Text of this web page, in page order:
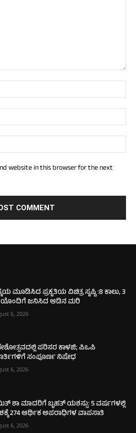
website in this browser for the next
ಮೂಡಿಸಿದ ಪ್ರಕೃತಿಯ ವಿಚಿತ್ರ ಸೃಷ್ಟಿ :8 ಕಾಲು, 3
ಜನಿಸಿದ ಆಡಿನ ಮರಿ
6, 2026
ಪರಿಸರ ಕಾಳಜಿ; ಪಿಒಪಿ
ಸಂಪೂರ್ಣ ನಿಷೇಧ
6, 2026
ಶಾ ಮಾದರಿಗೆ ಬೃಹತ್ ಯಶಸ್ಸು: 5 ವರ್ಷಗಳಲ್ಲಿ
274 ಆರ್ಥಿಕ ಅಪರಾಧಿಗಳ ವಾಪಸಾತಿ
6, 2026